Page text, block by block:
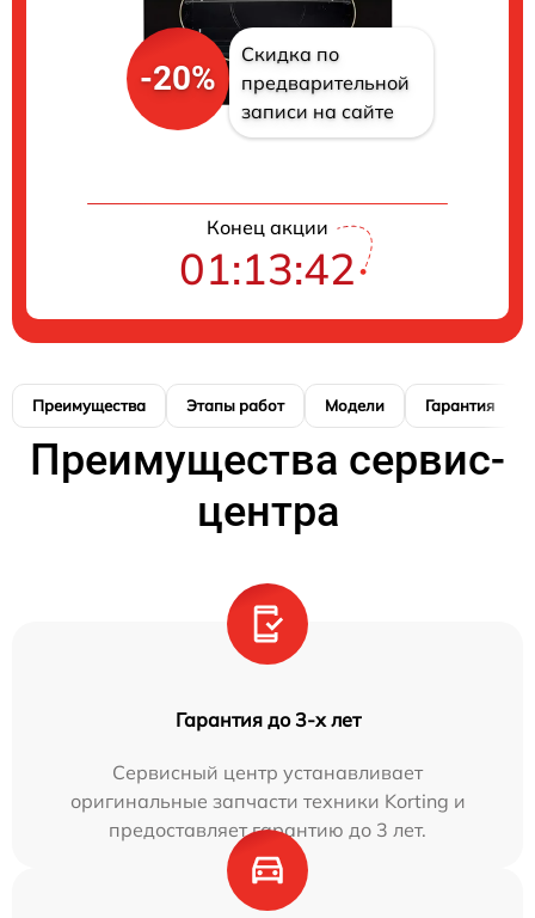
-20%
Скидка по
предварительной
записи на сайте
Конец акции
01:13:41
Преимущества Этапы работ Модели Гарантия
Преимущества сервис-
центра
Гарантия до 3-х лет
Сервисный центр устанавливает
оригинальные запчасти техники Korting и
предоставляет гарантию до 3 лет.